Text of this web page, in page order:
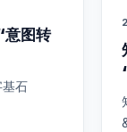
意图转
石